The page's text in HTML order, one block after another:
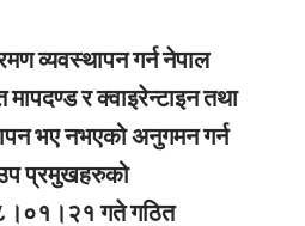
व्यवस्थापन गर्न नेपाल
मापदण्ड र क्वाइरेन्टाइन तथा
भए नभएको अनुगमन गर्न
प्रमुखहरुको
गते गठित